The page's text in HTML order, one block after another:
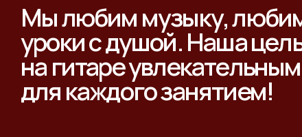
Мы любим музыку,
уроки с душой. Наша
на гитаре
для каждого занятием!